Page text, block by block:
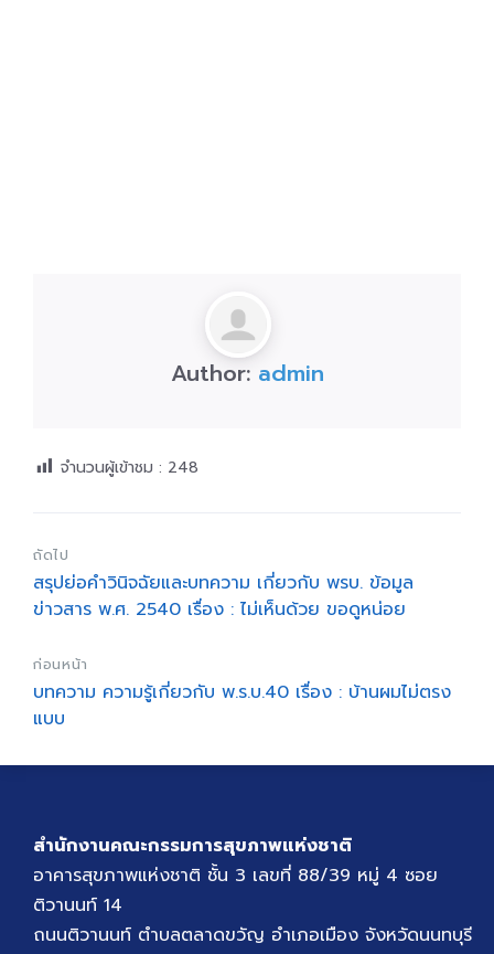
Author: admin
จำนวนผู้เข้าชม : 248
ถัดไป
สรุปย่อคำวินิจฉัยและบทความ เกี่ยวกับ พรบ. ข้อมูล
ข่าวสาร พ.ศ. 2540 เรื่อง : ไม่เห็นด้วย ขอดูหน่อย
ก่อนหน้า
บทความ ความรู้เกี่ยวกับ พ.ร.บ.40 เรื่อง : บ้านผมไม่ตรง
แบบ
สำนักงานคณะกรรมการสุขภาพแห่งชาติ
อาคารสุขภาพแห่งชาติ ชั้น 3 เลขที่ 88/39 หมู่ 4 ซอย
ติวานนท์ 14
ถนนติวานนท์ ตำบลตลาดขวัญ อำเภอเมือง จังหวัดนนทบุรี